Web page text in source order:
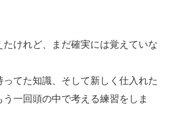
けれど、まだ確実には覚えていな
てた知識、そして新しく仕入れた
一回頭の中で考える練習をしま